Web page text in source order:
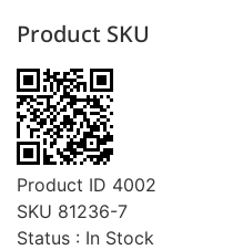
Product SKU
Product ID 4002
SKU 81236-7
Status : In Stock